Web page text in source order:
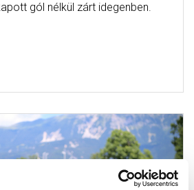
gól nélkül zárt idegenben.